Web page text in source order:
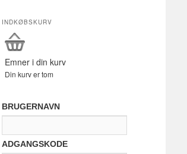
INDKØBSKURV
Emner i din kurv
Din kurv er tom
BRUGERNAVN
ADGANGSKODE